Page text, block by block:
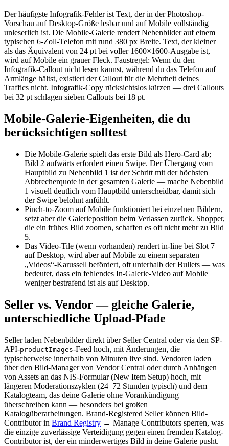
Der häufigste Infografik-Fehler ist Text, der in der Photoshop-
Vorschau auf Desktop-Größe lesbar und auf Mobile vollständig
unleserlich ist. Die Mobile-Galerie rendert Nebenbilder auf einem
typischen 6-Zoll-Telefon mit rund 380 px Breite. Text, der kleiner
als das Äquivalent von 24 pt bei voller 1600×1600-Ausgabe ist,
wird auf Mobile ein grauer Fleck. Faustregel: Wenn du den
Infografik-Callout nicht lesen kannst, während du das Telefon auf
Armlänge hältst, existiert der Callout für die Mehrheit deines
Traffics nicht. Infografik-Copy rücksichtslos kürzen — drei Callouts
bei 32 pt schlagen sieben Callouts bei 18 pt.
Mobile-Galerie-Eigenheiten, die du
berücksichtigen solltest
Die Mobile-Galerie spielt das erste Bild als Hero-Card ab;
Bild 2 aufwärts erfordert einen Swipe. Der Übergang vom
Hauptbild zu Nebenbild 1 ist der Schritt mit der höchsten
Abbrecherquote in der gesamten Galerie — mache Nebenbild
1 visuell deutlich vom Hauptbild unterscheidbar, damit sich
der Swipe belohnt anfühlt.
Pinch-to-Zoom auf Mobile funktioniert bei einzelnen Bildern,
setzt aber die Galerieposition beim Verlassen zurück. Shopper,
die ein frühes Bild zoomen, schaffen es oft nicht mehr zu Bild
5.
Das Video-Tile (wenn vorhanden) rendert in-line bei Slot 7
auf Desktop, wird aber auf Mobile zu einem separaten
„Videos“-Karussell befördert, oft unterhalb der Bullets — was
bedeutet, dass ein fehlendes In-Galerie-Video auf Mobile
weniger bestrafend ist als auf Desktop.
Seller vs. Vendor — gleiche Galerie,
unterschiedliche Upload-Pfade
Seller laden Nebenbilder direkt über Seller Central oder via den SP-
API-productImages-Feed hoch, mit Änderungen, die
typischerweise innerhalb von Minuten live sind. Vendoren laden
über den Bild-Manager von Vendor Central oder durch Anhängen
von Assets an das NIS-Formular (New Item Setup) hoch, mit
längeren Moderationszyklen (24–72 Stunden typisch) und dem
Katalogteam, das deine Galerie ohne Vorankündigung
überschreiben kann — besonders bei großen
Katalogüberarbeitungen. Brand-Registered Seller können Bild-
Contributor in Brand Registry → Manage Contributors sperren, was
die einzige zuverlässige Verteidigung gegen einen fremden Katalog-
Contributor ist, der ein minderwertiges Bild in deine Galerie pusht.